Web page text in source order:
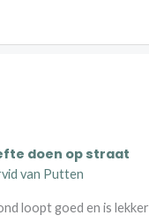
doen op straat
van Putten
loopt goed en is lekker